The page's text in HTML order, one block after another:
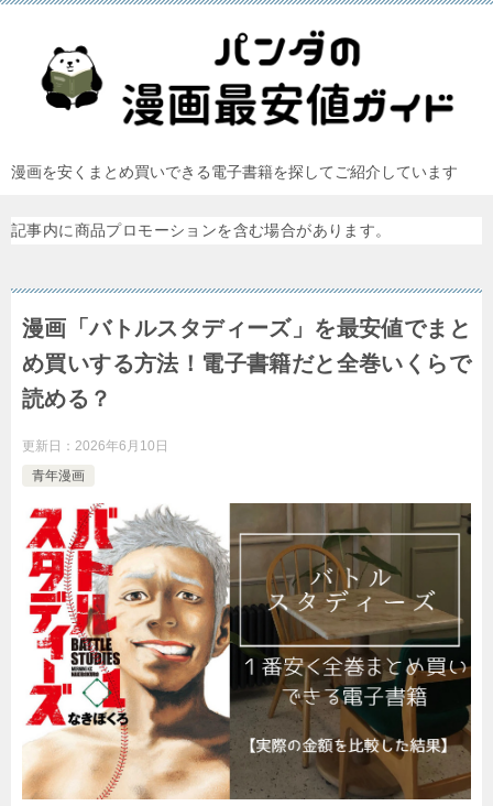
漫画を安くまとめ買いできる電子書籍を探してご紹介しています
記事内に商品プロモーションを含む場合があります。
漫画「バトルスタディーズ」を最安値でまと
め買いする方法！電子書籍だと全巻いくらで
読める？
更新日： 2026年6月10日
青年漫画